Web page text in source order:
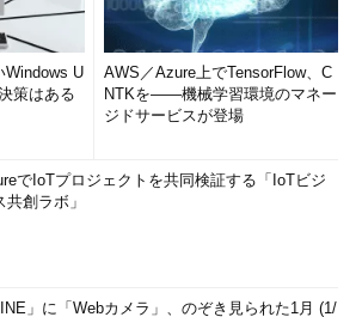
Windows U
策はある
AWS／Azure上でTensorFlow、C
NTKを――機械学習環境のマネー
ジドサービスが登場
でIoTプロジェクトを共同検証する「IoTビジ
共創ラボ」
」に「Webカメラ」、のぞき見られた1月 (1/